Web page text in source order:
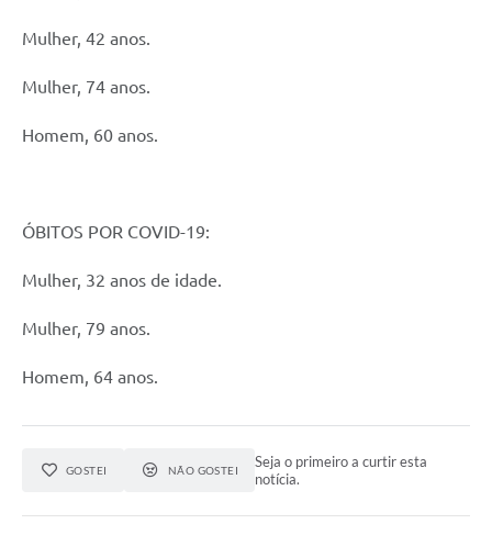
Mulher, 42 anos.
Mulher, 74 anos.
Homem, 60 anos.
ÓBITOS POR COVID-19:
Mulher, 32 anos de idade.
Mulher, 79 anos.
Homem, 64 anos.
GOSTEI NÃO GOSTEI
Seja o primeiro a curtir esta
notícia.